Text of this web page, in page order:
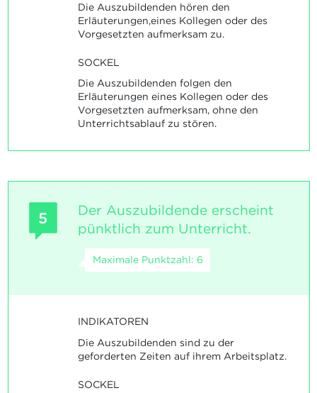
Die Auszubildenden hören den
Erläuterungen,eines Kollegen oder des
Vorgesetzten aufmerksam zu.
SOCKEL
Die Auszubildenden folgen den
Erläuterungen eines Kollegen oder des
Vorgesetzten aufmerksam, ohne den
Unterrichtsablauf zu stören.
5
Der Auszubildende erscheint
pünktlich zum Unterricht.
Maximale Punktzahl: 6
INDIKATOREN
Die Auszubildenden sind zu der
geforderten Zeiten auf ihrem Arbeitsplatz.
SOCKEL